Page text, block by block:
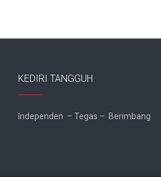
KEDIRI TANGGUH
Independen – Tegas – Berimbang